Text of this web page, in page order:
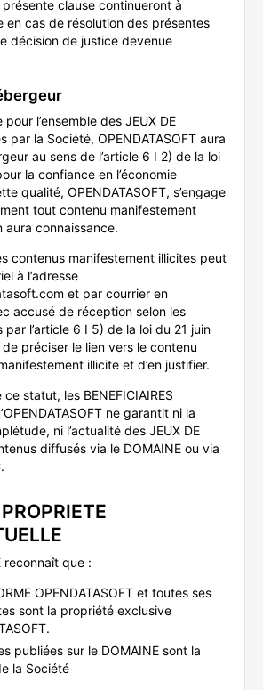
clause continueront à
en cas de résolution des présentes
décision de justice devenue
l’ensemble des JEUX DE
par la Société, OPENDATASOFT aura
au sens de l’article 6 I 2) de la loi
la confiance en l’économie
qualité, OPENDATASOFT, s’engage
tout contenu manifestement
aura connaissance.
contenus manifestement illicites peut
à l’adresse
et par courrier en
accusé de réception selon les
l’article 6 I 5) de la loi du 21 juin
préciser le lien vers le contenu
illicite et d’en justifier.
statut, les BENEFICIAIRES
ne garantit ni la
ni l’actualité des JEUX DE
diffusés via le DOMAINE ou via
reconnaît que :
OPENDATASOFT et toutes ses
sont la propriété exclusive
publiées sur le DOMAINE sont la
la Société